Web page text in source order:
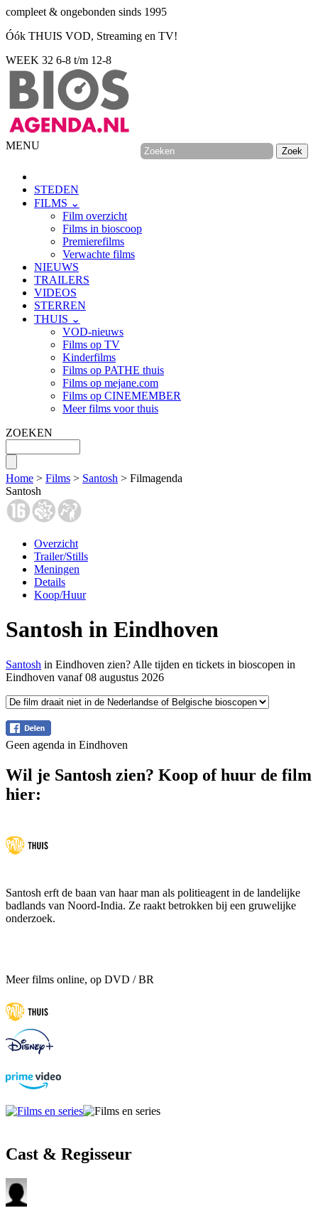
compleet & ongebonden sinds 1995
Óók THUIS VOD, Streaming en TV!
WEEK 32 6-8 t/m 12-8
MENU
STEDEN
FILMS ⌄
Film overzicht
Films in bioscoop
Premierefilms
Verwachte films
NIEUWS
TRAILERS
VIDEOS
STERREN
THUIS ⌄
VOD-nieuws
Films op TV
Kinderfilms
Films op PATHE thuis
Films op mejane.com
Films op CINEMEMBER
Meer films voor thuis
ZOEKEN
Home > Films > Santosh > Filmagenda
Santosh
Overzicht
Trailer/Stills
Meningen
Details
Koop/Huur
Santosh in Eindhoven
Santosh in Eindhoven zien? Alle tijden en tickets in bioscopen in
Eindhoven vanaf 08 augustus 2026
Geen agenda in Eindhoven
Wil je Santosh zien? Koop of huur de film
hier:
Santosh erft de baan van haar man als politieagent in de landelijke
badlands van Noord-India. Ze raakt betrokken bij een gruwelijke
onderzoek.
Meer films online, op DVD / BR
Cast & Regisseur